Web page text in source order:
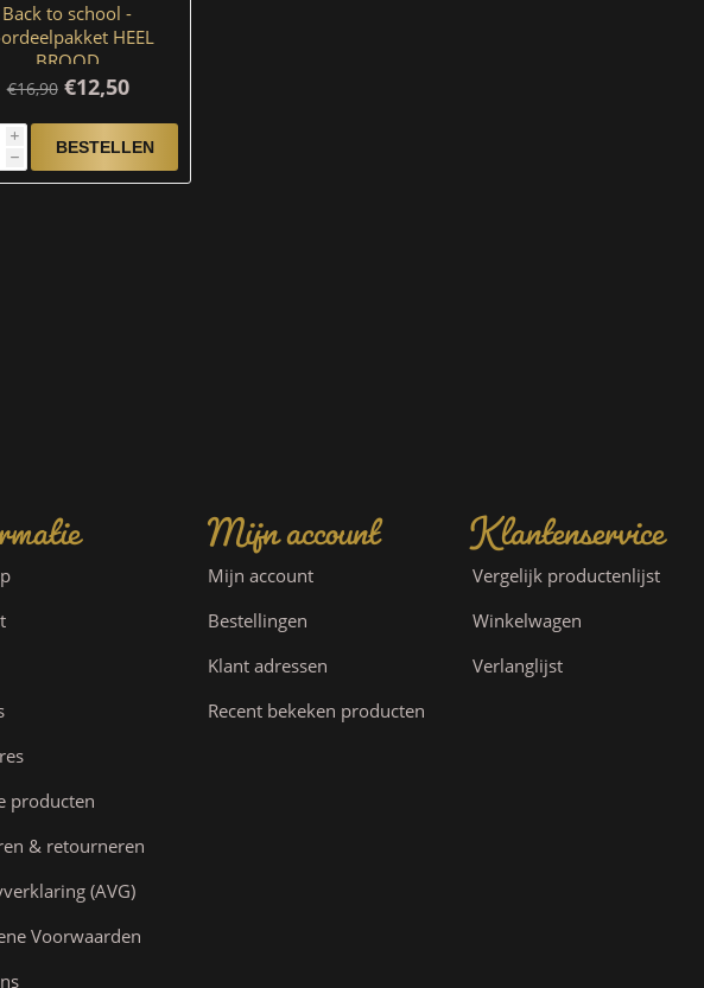
Back to school -
HEEL
BROOD
€16,90 €12,50
i
h
producten
& retourneren
(AVG)
Voorwaarden
Mijn account
Mijn account
Bestellingen
Klant adressen
Recent bekeken producten
Klantenservice
Vergelijk productenlijst
Winkelwagen
Verlanglijst